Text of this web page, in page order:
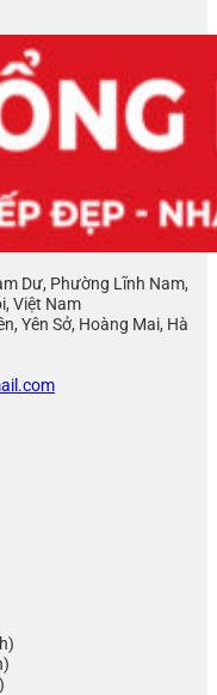
Dư, Phường Lĩnh Nam,
Việt Nam
Yên Sở, Hoàng Mai, Hà